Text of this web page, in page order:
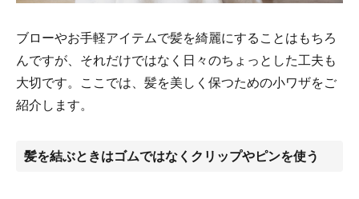
ブローやお手軽アイテムで髪を綺麗にすることはもちろ
んですが、それだけではなく日々のちょっとした工夫も
大切です。ここでは、髪を美しく保つための小ワザをご
紹介します。
髪を結ぶときはゴムではなくクリップやピンを使う